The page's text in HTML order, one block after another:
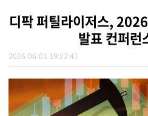
디팍 퍼틸라이저스,
발표 컨퍼런
2026-06-01 19:22:41